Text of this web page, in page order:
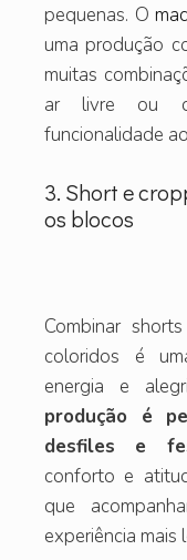
pequenas. O
uma produção
muitas
ar livre ou
funcionalidade
3. Short e
os blocos
Combinar
coloridos é
energia e
produção é
desfiles e
conforto e
que
experiência mais